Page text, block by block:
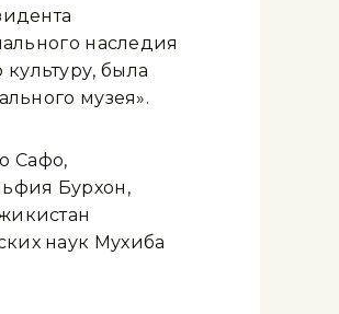
наследия
была
музея».
Сафо,
Бурхон,
наук Мухиба